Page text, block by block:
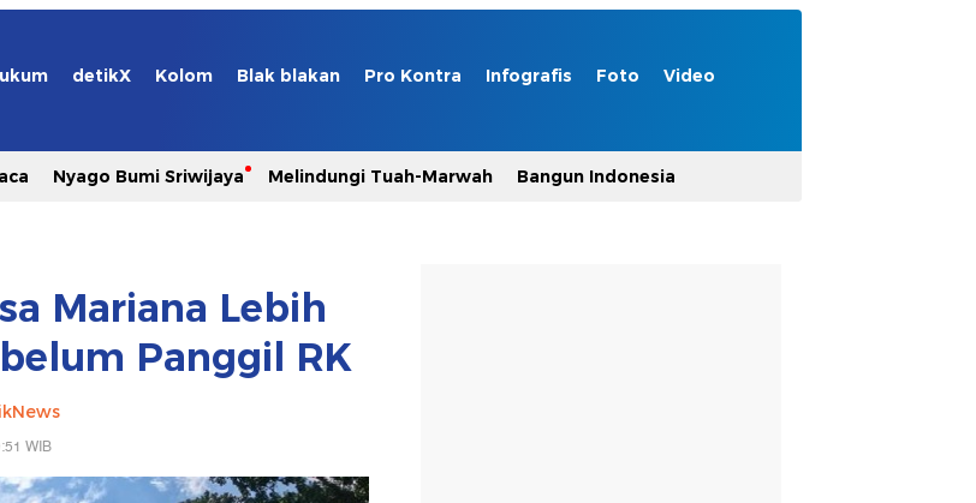
detikX Kolom Blak blakan Pro Kontra Infografis Foto Video
Nyago Bumi Sriwijaya Melindungi Tuah-Marwah Bangun Indonesia
Mariana Lebih
Panggil RK
WIB